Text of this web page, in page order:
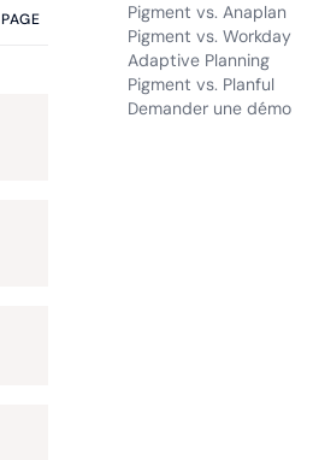
Pigment vs. Anaplan
Pigment vs. Workday
Adaptive Planning
Pigment vs. Planful
Demander une démo